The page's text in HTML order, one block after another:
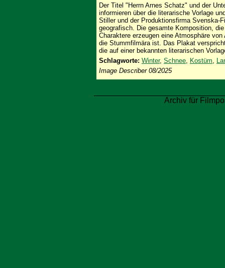
Der Titel "Herrn Arnes Schatz" und der
informieren über die literarische Vorlage
Stiller und der Produktionsfirma Svenska-
geografisch. Die gesamte Komposition,
Charaktere erzeugen eine Atmosphäre
die Stummfilmära ist. Das Plakat
die auf einer bekannten literarischen
Schlagworte: Winter, Schnee, Kostüm,
Image Describer 08/2025
Archiv für